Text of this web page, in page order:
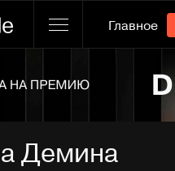
Главное
Демина